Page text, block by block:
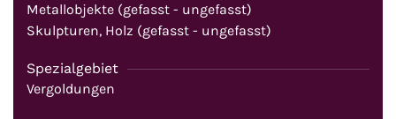
Metallobjekte (gefasst - ungefasst)
Skulpturen, Holz (gefasst - ungefasst)
Spezialgebiet
Vergoldungen